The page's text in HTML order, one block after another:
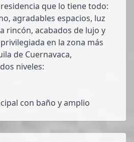
que lo tiene todo:
agradables espacios, luz
rincón, acabados de lujo y
en la zona más
de Cuernavaca,
niveles:
con baño y amplio